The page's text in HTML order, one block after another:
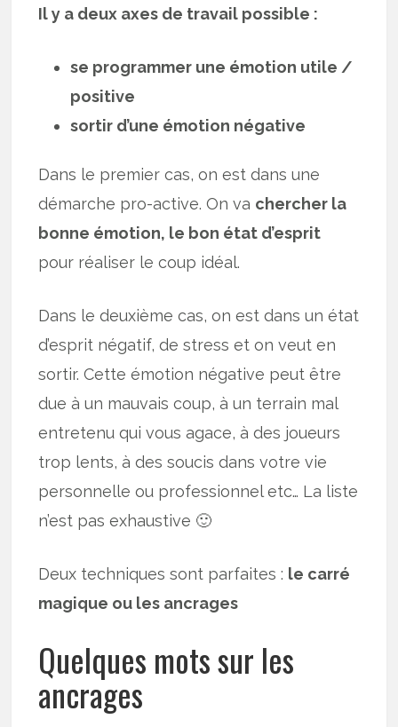
Il y a deux axes de travail possible :
se programmer une émotion utile /
positive
sortir d’une émotion négative
Dans le premier cas, on est dans une
démarche pro-active. On va chercher la
bonne émotion, le bon état d’esprit
pour réaliser le coup idéal.
Dans le deuxième cas, on est dans un état
d’esprit négatif, de stress et on veut en
sortir. Cette émotion négative peut être
due à un mauvais coup, à un terrain mal
entretenu qui vous agace, à des joueurs
trop lents, à des soucis dans votre vie
personnelle ou professionnel etc… La liste
n’est pas exhaustive 🙂
Deux techniques sont parfaites : le carré
magique ou les ancrages
Quelques mots sur les
ancrages